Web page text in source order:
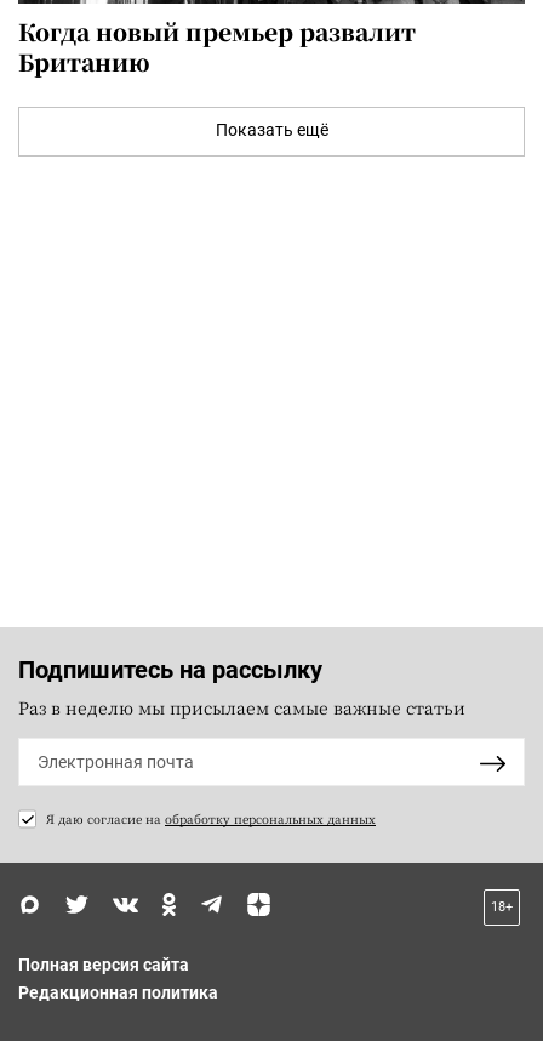
Когда новый премьер развалит
Британию
Показать ещё
Подпишитесь на рассылку
Раз в неделю мы присылаем самые важные статьи
Я даю согласие на обработку персональных данных
18+
Полная версия сайта
Редакционная политика